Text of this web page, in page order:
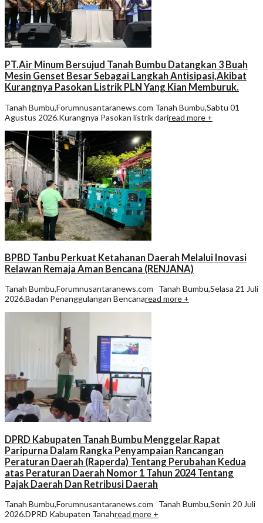
PT.Air Minum Bersujud Tanah Bumbu Datangkan 3 Buah
Mesin Genset Besar Sebagai Langkah Antisipasi,Akibat
Kurangnya Pasokan Listrik PLN Yang Kian Memburuk.
Tanah Bumbu,Forumnusantaranews.com Tanah Bumbu,Sabtu 01
Agustus 2026.Kurangnya Pasokan listrik dariread more +
BPBD Tanbu Perkuat Ketahanan Daerah Melalui Inovasi
Relawan Remaja Aman Bencana (RENJANA)
Tanah Bumbu,Forumnusantaranews.com Tanah Bumbu,Selasa 21 Juli
2026.Badan Penanggulangan Bencanaread more +
DPRD Kabupaten Tanah Bumbu Menggelar Rapat
Paripurna Dalam Rangka Penyampaian Rancangan
Peraturan Daerah (Raperda) Tentang Perubahan Kedua
atas Peraturan Daerah Nomor 1 Tahun 2024 Tentang
Pajak Daerah Dan Retribusi Daerah
Tanah Bumbu,Forumnusantaranews.com Tanah Bumbu,Senin 20 Juli
2026.DPRD Kabupaten Tanahread more +